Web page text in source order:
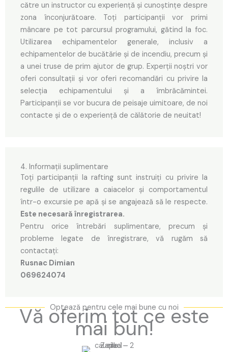
către un instructor cu experiență și cunoștințe despre
zona înconjurătoare. Toți participanții vor primi
mâncare pe tot parcursul programului, gătind la foc.
Utilizarea echipamentelor generale, inclusiv a
echipamentelor de bucătărie și de incendiu, precum și
a unei truse de prim ajutor de grup. Experții noștri vor
oferi consultații și vor oferi recomandări cu privire la
selecția echipamentului și a îmbrăcămintei.
Participanții se vor bucura de peisaje uimitoare, de noi
contacte și de o experiență de călătorie de neuitat!
4. Informații suplimentare
Toți participanții la rafting sunt instruiți cu privire la
regulile de utilizare a caiacelor și comportamentul
într-o excursie pe apă și se angajează să le respecte.
Este necesară înregistrarea.
Pentru orice întrebări suplimentare, precum și
probleme legate de înregistrare, vă rugăm să
contactați:
Rusnac Dimian
069624074
Optează pentru cele mai bune cu noi
Vă oferim tot ce este
mai bun!